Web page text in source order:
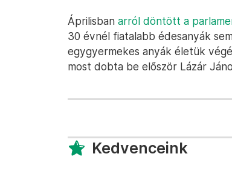
Áprilisban arról döntött a
30 évnél fiatalabb édesanyák
egygyermekes anyák életük
most dobta be először Lázár
Kedvenceink